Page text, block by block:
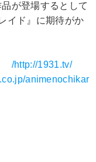
が登場するとして
イド』に期待がか
/http://1931.tv/
animenochikar